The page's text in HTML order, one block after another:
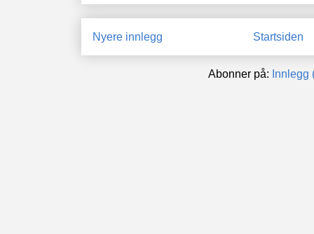
Nyere innlegg Startsiden
Abonner på: Innlegg